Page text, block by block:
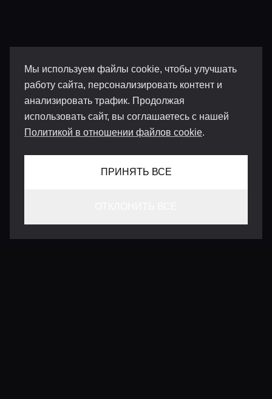
Мы используем файлы cookie, чтобы улучшать
работу сайта, персонализировать контент и
анализировать трафик. Продолжая
использовать сайт, вы соглашаетесь с нашей
Политикой в отношении файлов cookie.
ПРИНЯТЬ ВСЕ